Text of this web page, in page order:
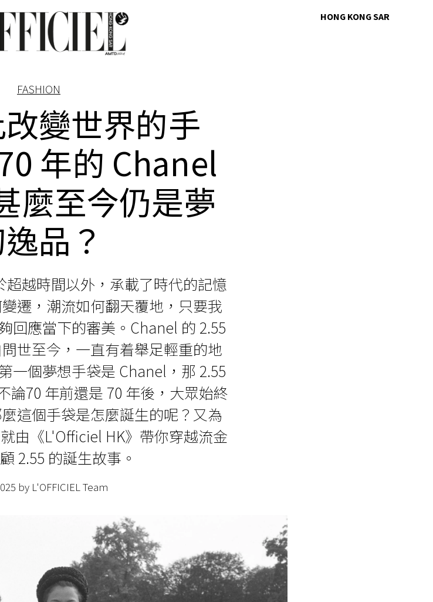
HONG KONG SAR
FASHION
變世界的手
年的 Chanel
麼至今仍是夢
品？
超越時間以外，承載了時代的記憶
遷，潮流如何翻天覆地，只要我
回應當下的審美。Chanel 的 2.55
世至今，一直有着舉足輕重的地
一個夢想手袋是 Chanel，那 2.55
論70 年前還是 70 年後，大眾始終
這個手袋是怎麼誕生的呢？又為
由《L'Officiel HK》帶你穿越流金
2.55 的誕生故事。
by L'OFFICIEL Team